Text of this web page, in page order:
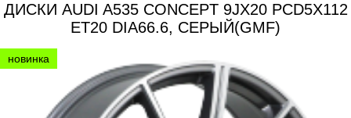
ДИСКИ AUDI A535 CONCEPT 9JX20 PCD5X112
ET20 DIA66.6, СЕРЫЙ(GMF)
новинка